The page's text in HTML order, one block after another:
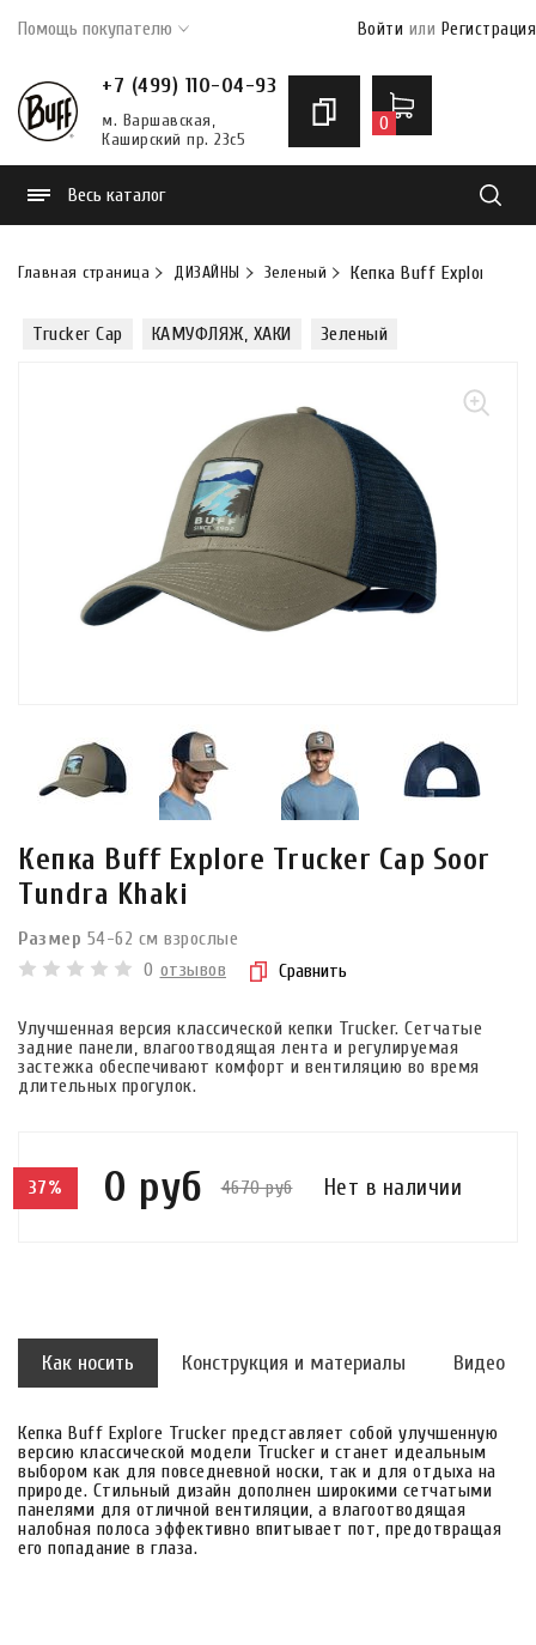
Помощь покупателю Войти или Регистрация
+7 (499) 110-04-93
м. Варшавская,
Каширский пр. 23с5
0
Весь каталог
Главная страница ДИЗАЙНЫ Зеленый Кепка Buff Explore
Trucker Cap КАМУФЛЯЖ, ХАКИ Зеленый
Кепка Buff Explore Trucker Cap Soor
Tundra Khaki
Размер 54-62 см взрослые
0 отзывов Сравнить
Улучшенная версия классической кепки Trucker. Сетчатые
задние панели, влагоотводящая лента и регулируемая
застежка обеспечивают комфорт и вентиляцию во время
длительных прогулок.
37% 0 руб 4670 руб Нет в наличии
Как носить Конструкция и материалы Видео
Кепка Buff Explore Trucker представляет собой улучшенную
версию классической модели Trucker и станет идеальным
выбором как для повседневной носки, так и для отдыха на
природе. Стильный дизайн дополнен широкими сетчатыми
панелями для отличной вентиляции, а влагоотводящая
налобная полоса эффективно впитывает пот, предотвращая
его попадание в глаза.